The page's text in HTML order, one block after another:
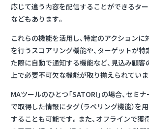
応じて違う内容を配信することができるタ
などもあります。
これらの機能を活用し、特定のアクションに
を行うスコアリング機能や、ターゲットが特
た際に自動で通知する機能など、見込み顧客
上で必要不可欠な機能が取り揃えられていま
MAツールのひとつ「SATORI」の場合、セミ
で取得した情報にタグ（ラベリング機能）を
することも可能です。また、オフラインで獲